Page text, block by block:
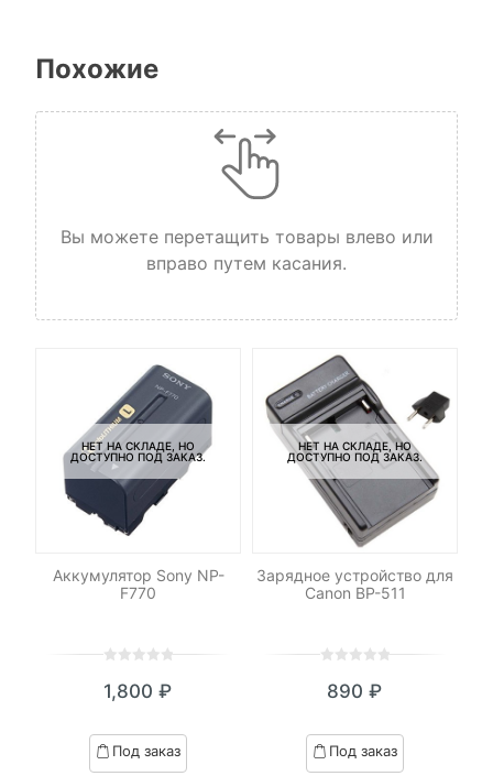
Похожие
Вы можете перетащить товары влево или
вправо путем касания.
НЕТ НА СКЛАДЕ, НО
ДОСТУПНО ПОД ЗАКАЗ.
Аккумулятор Sony NP-
F770
out
based
on
1,800 ₽
Под заказ
НЕТ НА СКЛАДЕ, НО
ДОСТУПНО ПОД ЗАКАЗ.
Зарядное устройство для
Canon BP-511
out
based
on
890 ₽
Под заказ